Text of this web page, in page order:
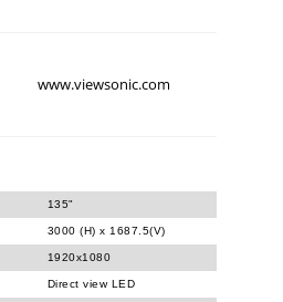
www.viewsonic.com
135"
3000 (H) x 1687.5(V)
1920x1080
Direct view LED